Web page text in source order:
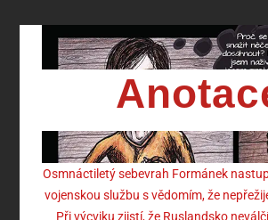
Osmnáctiletý sebevrah Formánek
vojenskou službu s vědomím, že
Při výcviku zjistí, že Ruslandsko